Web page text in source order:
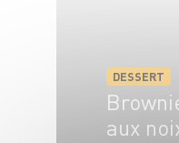
DESSERT
aux